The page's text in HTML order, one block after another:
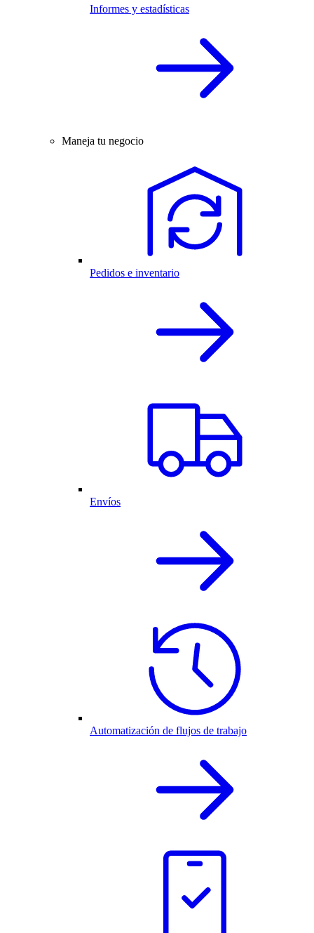
Informes y estadísticas
Maneja tu negocio
Pedidos e inventario
Envíos
Automatización de flujos de trabajo